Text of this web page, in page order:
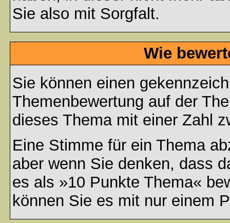
Sie also mit Sorgfalt.
Wie
Sie können einen
Themenbewertung auf der
dieses Thema mit einer Zahl
Eine Stimme für ein Thema
aber wenn Sie denken, dass
es als »10 Punkte Thema«
können Sie es mit nur einem